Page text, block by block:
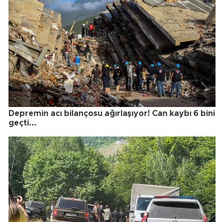
Depremin acı bilançosu ağırlaşıyor! Can kaybı 6 bini
geçti...